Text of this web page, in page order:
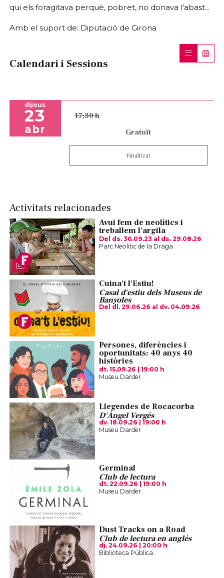
qui els foragitava perquè, pobret, no donava l'abast...
Amb el suport de: Diputació de Girona
Calendari i Sessions
dijous
23
abr
17:30 h
Gratuït
Finalitzat
Activitats relacionades
Avui fem de neolítics i
treballem l'argila
Del ds. 30.09.23 al ds. 29.08.26
Parc Neolític de la Draga
Cuina't l'Estiu!
Casal d'estiu dels Museus de
Banyoles
Del dl. 29.06.26 al dv. 04.09.26
Persones, diferències i
oportunitats: 40 anys 40
històries
dt. 15.09.26
19:00 h
Museu Darder
Llegendes de Rocacorba
D'Àngel Vergés
dv. 18.09.26
19:00 h
Museu Darder
Germinal
Club de lectura
dt. 22.09.26
19:00 h
Museu Darder
Dust Tracks on a Road
Club de lectura en anglès
dj. 24.09.26
20:00 h
Biblioteca Pública